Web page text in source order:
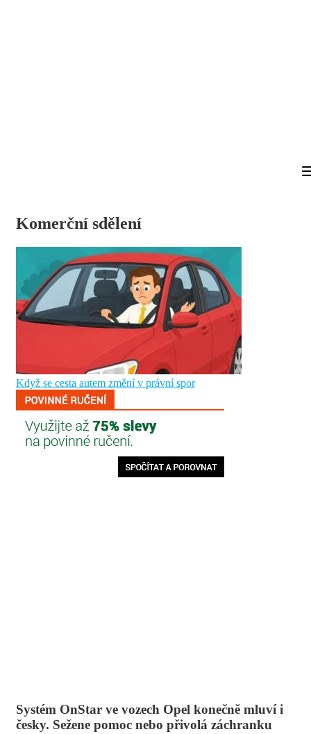
Systém OnStar ve vozech Opel konečně mluví i
česky. Sežene pomoc nebo přivolá záchranku
Komerční sdělení
Když se cesta autem změní v právní spor